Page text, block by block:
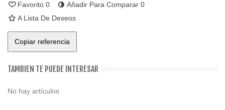
Favorito 0 Añadir Para Comparar 0
A Lista De Deseos
Copiar referencia
TAMBIEN TE PUEDE INTERESAR
No hay artículos